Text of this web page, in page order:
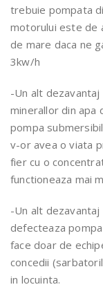
trebuie pompata
motorului este de
de mare daca ne
3kw/h
-Un alt
minerallor din apa
pompa
v-or avea o viata
fier cu o
functioneaza mai
-Un alt
defecteaza
face doar de
concedii
in locuinta.